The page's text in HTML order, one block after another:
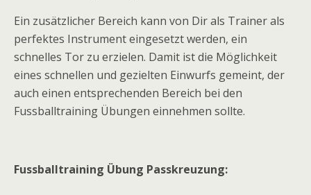
Ein zusätzlicher Bereich kann von Dir als Trainer als
perfektes Instrument eingesetzt werden, ein
schnelles Tor zu erzielen. Damit ist die Möglichkeit
eines schnellen und gezielten Einwurfs gemeint, der
auch einen entsprechenden Bereich bei den
Fussballtraining Übungen einnehmen sollte.
Fussballtraining Übung Passkreuzung: